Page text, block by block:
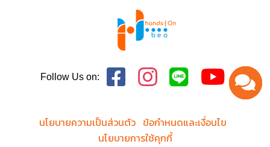
Follow Us on:
นโยบายความเป็นส่วนตัว ข้อกำหนดและเงื่อนไข
นโยบายการใช้คุกกี้